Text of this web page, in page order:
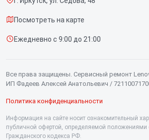
Доставка и способы оплаты
Диагностика
Контакты
Посмотреть на карте
Ежедневно с 9:00 до 21:00
Все права защищены. Сервисный ремонт
ИП Фадеев Алексей Анатольевич /
Политика конфиденциальности
Информация на сайте носит ознакомительный
публичной офертой, определяемой положениями
Гражданского кодекса РФ.